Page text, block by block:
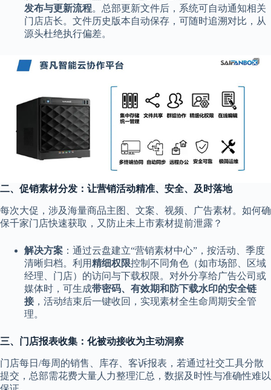
发布与更新流程。总部更新文件后，系统可自动通知相关
门店店长。文件历史版本自动保存，可随时追溯对比，从
源头杜绝执行偏差。
二、促销素材分发：让营销活动精准、安全、及时落地
每次大促，涉及海量商品主图、文案、视频、广告素材。如何确
保千家门店快速获取，又防止未上市素材提前泄露？
解决方案 ：通过云盘建立“营销素材中心”，按活动、季度
清晰归档。利用精细权限控制不同角色（如市场部、区域
经理、门店）的访问与下载权限。对外分享给广告公司或
媒体时，可生成带密码、有效期和防下载水印的安全链
接，活动结束后一键收回，实现素材全生命周期安全管
理。
三、门店报表收集：化被动接收为主动洞察
门店每日/每周的销售、库存、客诉报表，若通过社交工具分散
提交，总部需花费大量人力整理汇总，数据及时性与准确性难以